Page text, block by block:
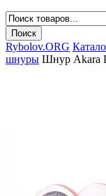
Rybolov.ORG
шнуры Шнур Akara